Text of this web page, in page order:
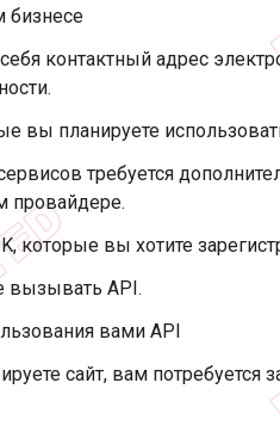
контактный адрес
вы планируете
требуется
провайдере.
которые вы хотите
вызывать API.
вами API
сайт, вам потребуется